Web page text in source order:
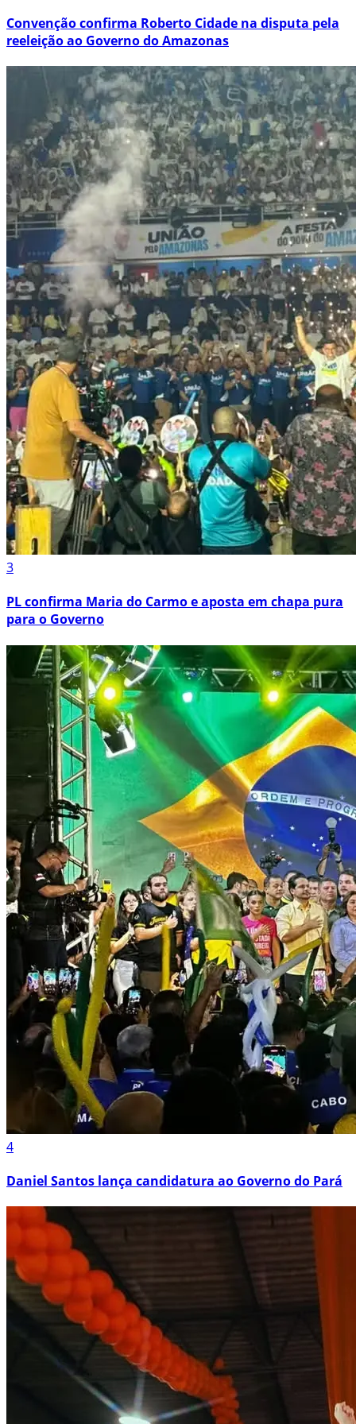
Convenção confirma Roberto Cidade na disputa pela
reeleição ao Governo do Amazonas
3
PL confirma Maria do Carmo e aposta em chapa pura
para o Governo
4
Daniel Santos lança candidatura ao Governo do Pará